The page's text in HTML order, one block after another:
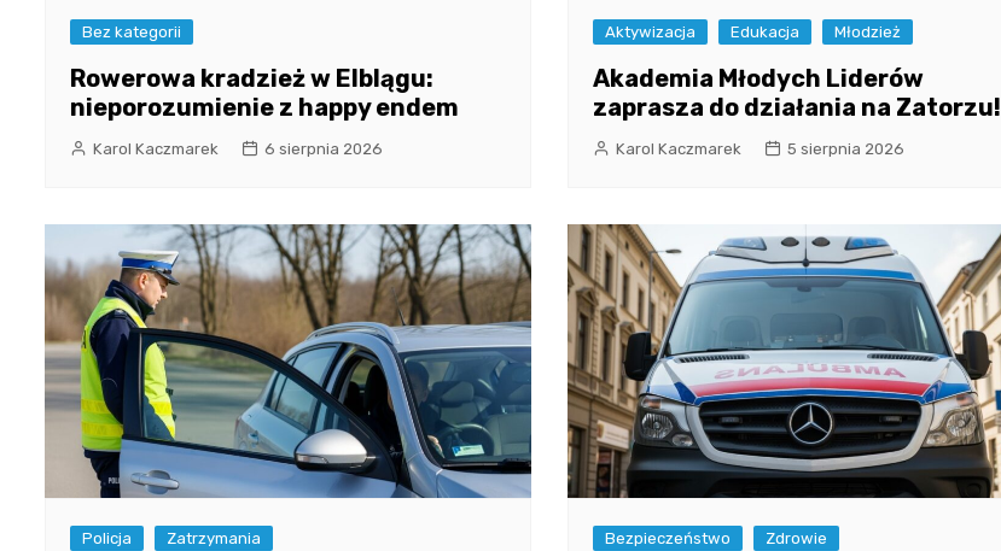
Bez kategorii
Rowerowa kradzież w Elblągu:
nieporozumienie z happy endem
Karol Kaczmarek 6 sierpnia 2026
Aktywizacja Edukacja Młodzież
Akademia Młodych Liderów
zaprasza do działania na Zatorzu!
Karol Kaczmarek 5 sierpnia 2026
Policja Zatrzymania Bezpieczeństwo Zdrowie